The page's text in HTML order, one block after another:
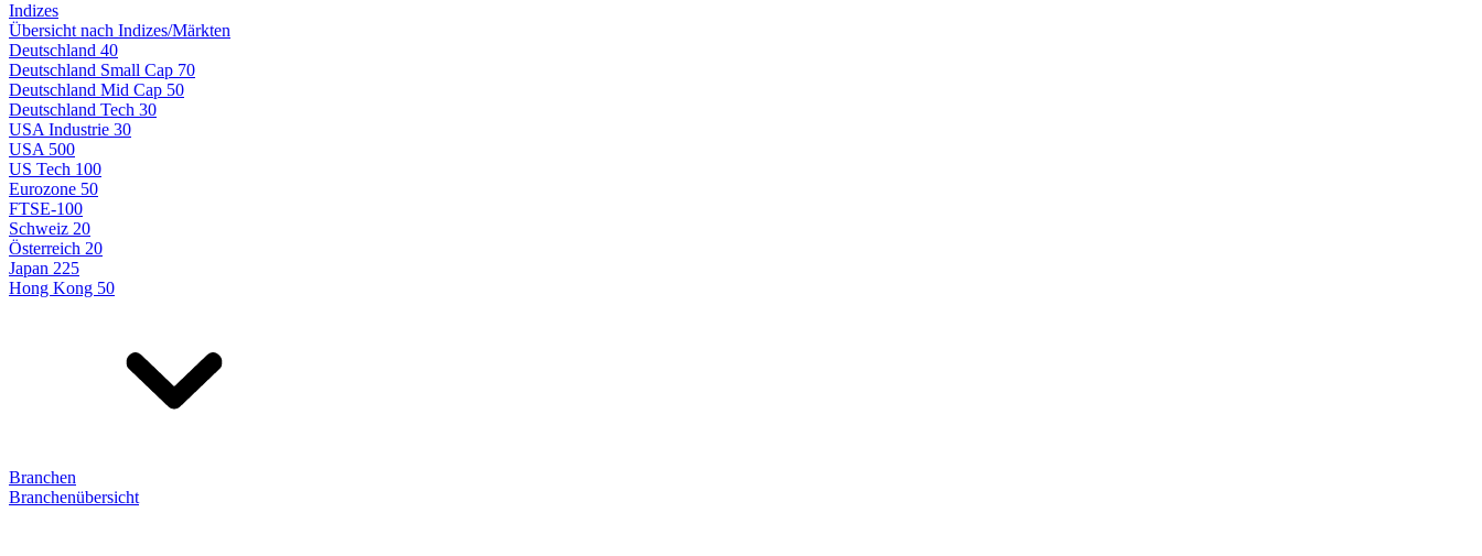
Indizes
Übersicht nach Indizes/Märkten
Deutschland 40
Deutschland Small Cap 70
Deutschland Mid Cap 50
Deutschland Tech 30
USA Industrie 30
USA 500
US Tech 100
Eurozone 50
FTSE-100
Schweiz 20
Österreich 20
Japan 225
Hong Kong 50
Branchen
Branchenübersicht